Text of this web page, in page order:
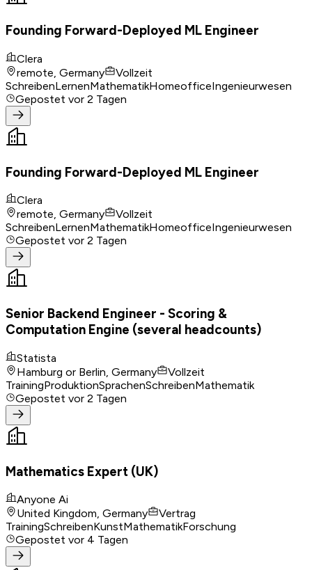
Founding Forward-Deployed ML Engineer
Clera
remote, Germany
Vollzeit
SchreibenLernenMathematikHomeofficeIngenieurwesen
Gepostet vor 2 Tagen
Founding Forward-Deployed ML Engineer
Clera
remote, Germany
Vollzeit
SchreibenLernenMathematikHomeofficeIngenieurwesen
Gepostet vor 2 Tagen
Senior Backend Engineer - Scoring &
Computation Engine (several headcounts)
Statista
Hamburg or Berlin, Germany
Vollzeit
TrainingProduktionSprachenSchreibenMathematik
Gepostet vor 2 Tagen
Mathematics Expert (UK)
Anyone Ai
United Kingdom, Germany
Vertrag
TrainingSchreibenKunstMathematikForschung
Gepostet vor 4 Tagen